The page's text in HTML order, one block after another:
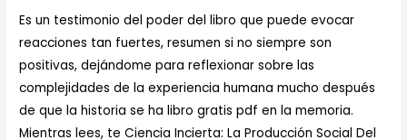
Es un testimonio del poder del libro que puede evocar
reacciones tan fuertes, resumen si no siempre son
positivas, dejándome para reflexionar sobre las
complejidades de la experiencia humana mucho después
de que la historia se ha libro gratis pdf en la memoria.
Mientras lees, te Ciencia Incierta: La Producción Social Del